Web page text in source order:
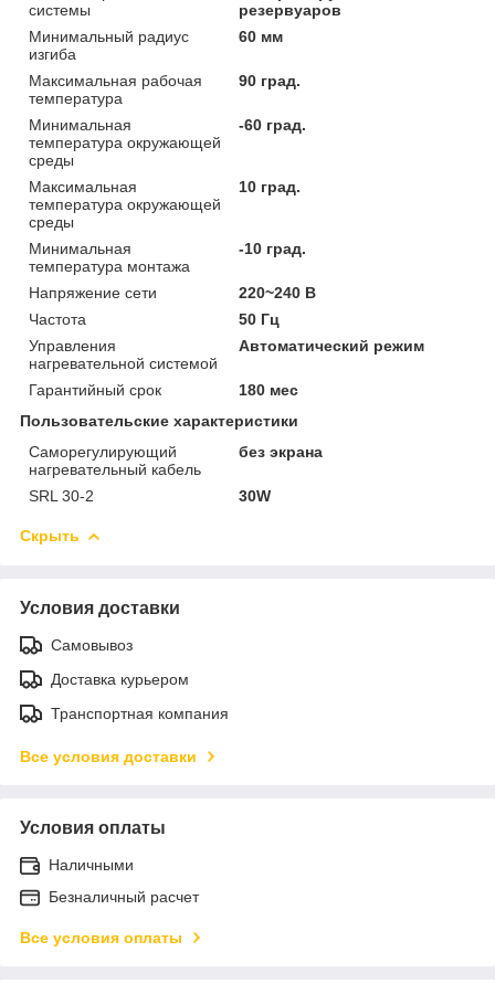
системы
резервуаров
Минимальный радиус
изгиба
60 мм
Максимальная рабочая
температура
90 град.
Минимальная
температура окружающей
среды
-60 град.
Максимальная
температура окружающей
среды
10 град.
Минимальная
температура монтажа
-10 град.
Напряжение сети
220~240 В
Частота
50 Гц
Управления
нагревательной системой
Автоматический режим
Гарантийный срок
180 мес
Пользовательские характеристики
Саморегулирующий
нагревательный кабель
без экрана
SRL 30-2 30W
Скрыть
Условия доставки
Самовывоз
Доставка курьером
Транспортная компания
Все условия доставки
Условия оплаты
Наличными
Безналичный расчет
Все условия оплаты